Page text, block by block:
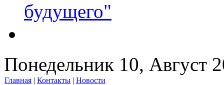
будущего"
Понедельник 10, Август
Главная | Контакты | Новости